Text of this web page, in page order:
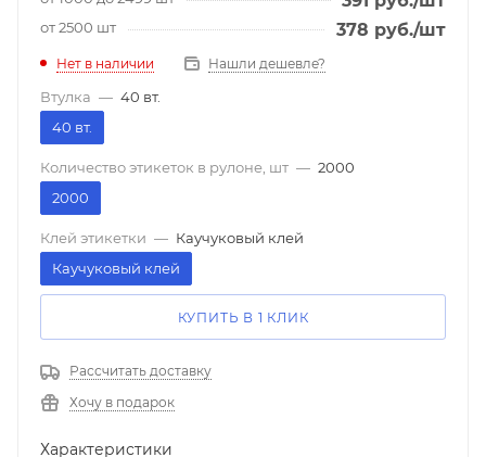
от 2500 шт 378 руб./шт
Нет в наличии Нашли дешевле?
Втулка — 40 вт.
40 вт.
Количество этикеток в рулоне, шт — 2000
2000
Клей этикетки — Каучуковый клей
Каучуковый клей
КУПИТЬ В 1 КЛИК
Рассчитать доставку
Хочу в подарок
Характеристики